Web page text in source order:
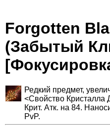
Forgotten
(Забытый
Редкий предмет,
<Свойство Кристалла
Крит. Атк. на 84.
PvP.